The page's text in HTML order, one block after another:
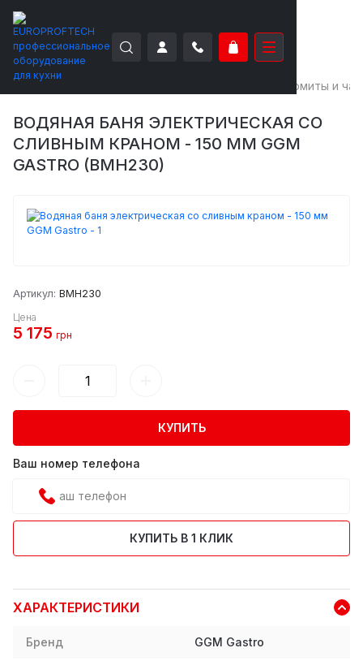
EUROPROFTECH Мармиты и
ВОДЯНАЯ БАНЯ ЭЛЕКТРИЧЕСКАЯ СО
СЛИВНЫМ КРАНОМ - 150 ММ GGM
GASTRO (BMH230)
Артикул: BMH230
Цена
5 175 грн
КУПИТЬ
Ваш номер телефона
КУПИТЬ В 1 КЛИК
ХАРАКТЕРИСТИКИ
Бренд GGM Gastro